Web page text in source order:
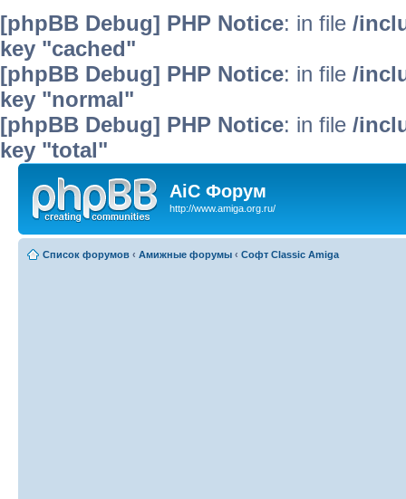
[phpBB Debug] PHP Notice: in file /
key "cached"
[phpBB Debug] PHP Notice: in file /
key "normal"
[phpBB Debug] PHP Notice: in file /
key "total"
AiC Форум
http://www.amiga.org.ru/
Список форумов ‹ Амижные форумы ‹ Софт Classic Amiga